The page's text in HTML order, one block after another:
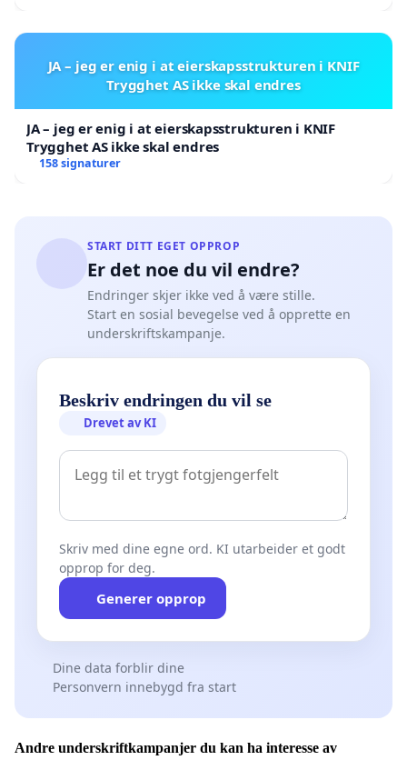
JA – jeg er enig i at eierskapsstrukturen i KNIF
Trygghet AS ikke skal endres
JA – jeg er enig i at eierskapsstrukturen i KNIF
Trygghet AS ikke skal endres
158 signaturer
START DITT EGET OPPROP
Er det noe du vil endre?
Endringer skjer ikke ved å være stille.
Start en sosial bevegelse ved å opprette en
underskriftskampanje.
Beskriv endringen du vil se
Drevet av KI
Skriv med dine egne ord. KI utarbeider et godt
opprop for deg.
Generer opprop
Dine data forblir dine
Personvern innebygd fra start
Andre underskriftkampanjer du kan ha interesse av